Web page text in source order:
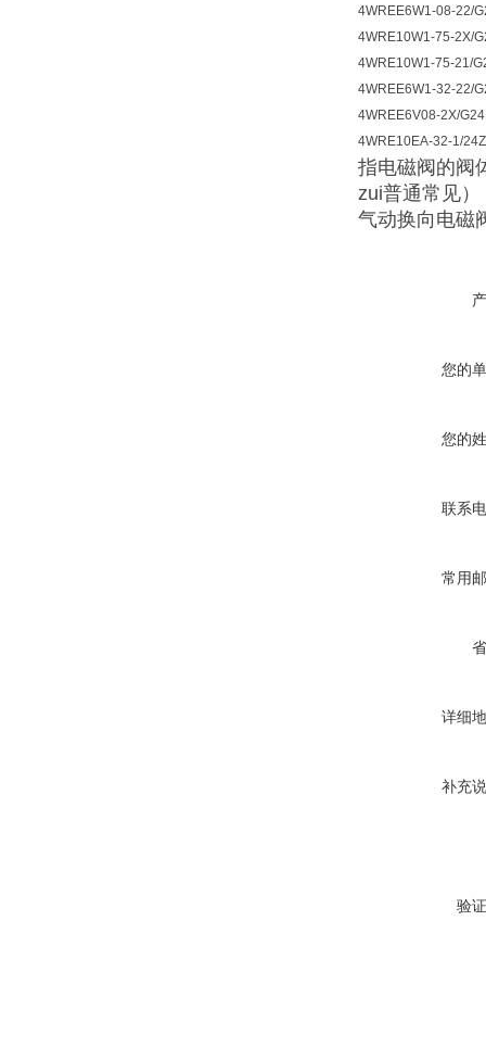
4WREE6W1-08-22/
4WRE10W1-75-2X/
4WRE10W1-75-21/
4WREE6W1-32-22/
4WREE6V08-2X/
4WRE10EA-32-1/
指电磁阀的阀
zui普通常见
气动换向电磁
您的
您的
联系
常用
详细
补充
验